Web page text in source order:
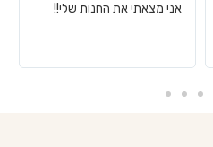
אני מצאתי את החנות שלי!!